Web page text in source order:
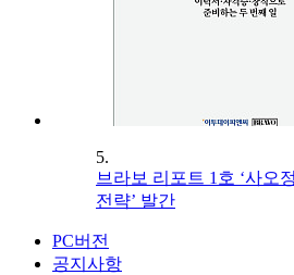
5.
브라보 리포트 1호 ‘사오
전략’ 발간
PC버전
공지사항